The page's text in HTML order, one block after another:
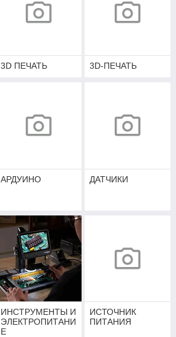
3D ПЕЧАТЬ 3D-ПЕЧАТЬ
АРДУИНО ДАТЧИКИ
ИНСТРУМЕНТЫ И
ЭЛЕКТРОПИТАНИ
Е
ИСТОЧНИК
ПИТАНИЯ